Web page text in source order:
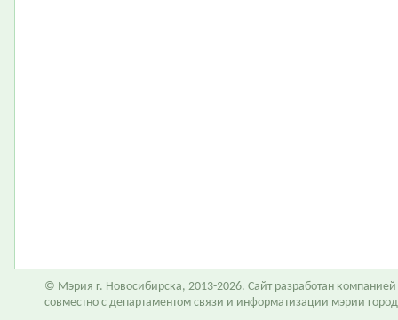
© Мэрия г. Новосибирска, 2013-2026. Сайт разработан компанией
совместно с департаментом связи и информатизации мэрии